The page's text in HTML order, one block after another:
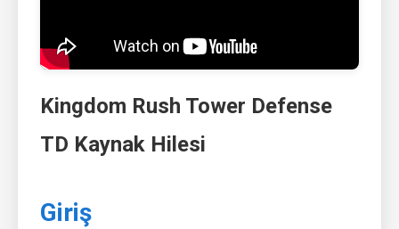
Kingdom Rush Tower Defense
TD Kaynak Hilesi
Giriş